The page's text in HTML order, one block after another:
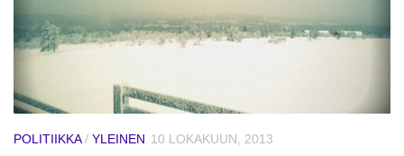
POLITIIKKA/ YLEINEN 10 LOKAKUUN, 2013